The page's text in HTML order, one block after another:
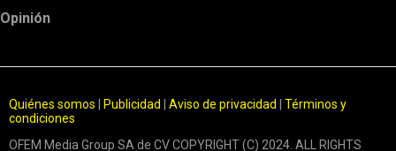
Opinión
Quiénes somos Publicidad Aviso de privacidad
Términos y
condiciones
OFEM Media Group SA de CV COPYRIGHT (C) 2024. ALL RIGHTS